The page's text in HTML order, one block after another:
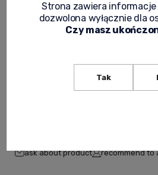
149,00 zł
ask about product recommend to
Strona zawiera informacje
dozwolona wyłącznie dla
Czy masz
Tak